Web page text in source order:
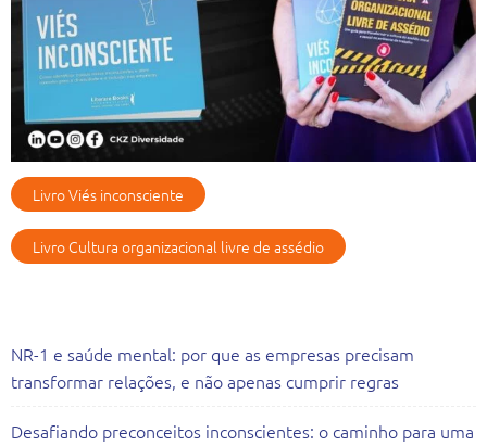
Livro Viés inconsciente
Livro Cultura organizacional livre de assédio
NR-1 e saúde mental: por que as empresas precisam
transformar relações, e não apenas cumprir regras
Desafiando preconceitos inconscientes: o caminho para uma